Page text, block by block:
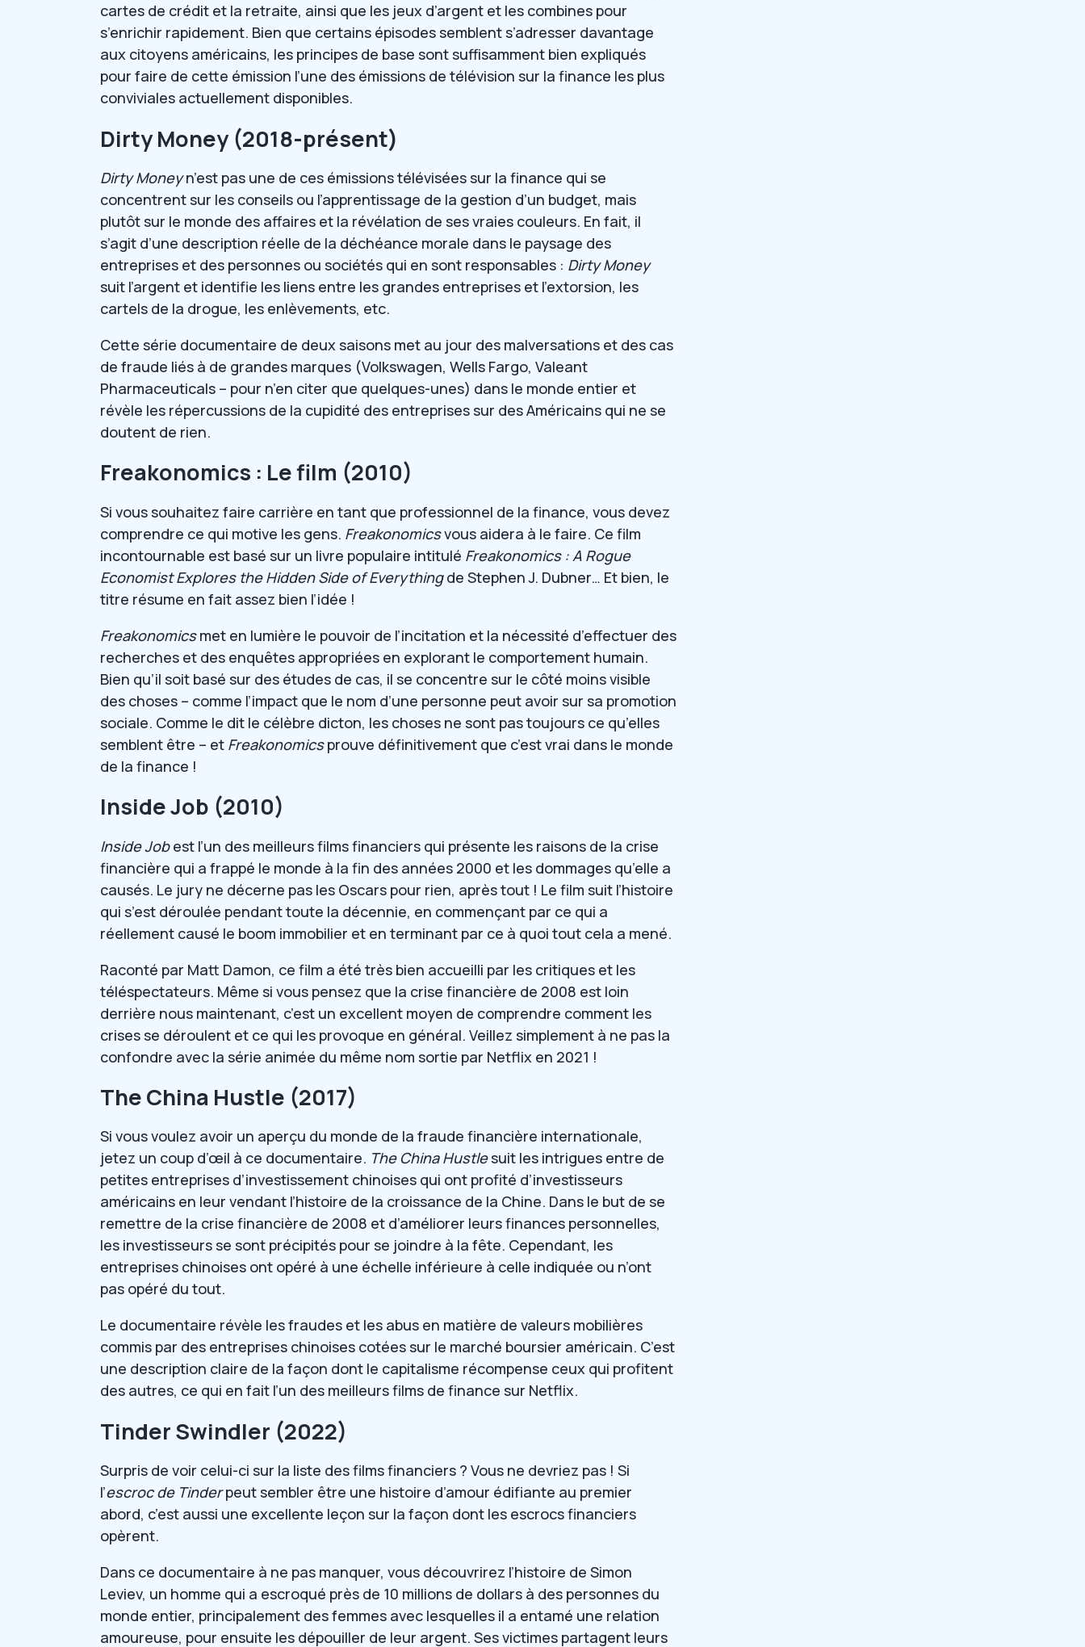
cartes de crédit et la retraite, ainsi que les jeux d’argent et les combines pour
s’enrichir rapidement. Bien que certains épisodes semblent s’adresser davantage
aux citoyens américains, les principes de base sont suffisamment bien expliqués
pour faire de cette émission l’une des émissions de télévision sur la finance les plus
conviviales actuellement disponibles.
Dirty Money (2018-présent)
Dirty Moneyn’est pas une de ces émissions télévisées sur la finance qui se
concentrent sur les conseils ou l’apprentissage de la gestion d’un budget, mais
plutôt sur le monde des affaires et la révélation de ses vraies couleurs. En fait, il
s’agit d’une description réelle de la déchéance morale dans le paysage des
entreprises et des personnes ou sociétés qui en sont responsables : Dirty Money
suit l’argent et identifie les liens entre les grandes entreprises et l’extorsion, les
cartels de la drogue, les enlèvements, etc.
Cette série documentaire de deux saisons met au jour des malversations et des cas
de fraude liés à de grandes marques (Volkswagen, Wells Fargo, Valeant
Pharmaceuticals – pour n’en citer que quelques-unes) dans le monde entier et
révèle les répercussions de la cupidité des entreprises sur des Américains qui ne se
doutent de rien.
Freakonomics : Le film (2010)
Si vous souhaitez faire carrière en tant que professionnel de la finance, vous devez
comprendre ce qui motive les gens. Freakonomicsvous aidera à le faire. Ce film
incontournable est basé sur un livre populaire intitulé Freakonomics : A Rogue
Economist Explores the Hidden Side of Everythingde Stephen J. Dubner… Et bien, le
titre résume en fait assez bien l’idée !
Freakonomicsmet en lumière le pouvoir de l’incitation et la nécessité d’effectuer des
recherches et des enquêtes appropriées en explorant le comportement humain.
Bien qu’il soit basé sur des études de cas, il se concentre sur le côté moins visible
des choses – comme l’impact que le nom d’une personne peut avoir sur sa promotion
sociale. Comme le dit le célèbre dicton, les choses ne sont pas toujours ce qu’elles
semblent être – et Freakonomicsprouve définitivement que c’est vrai dans le monde
de la finance !
Inside Job (2010)
Inside Jobest l’un des meilleurs films financiers qui présente les raisons de la crise
financière qui a frappé le monde à la fin des années 2000 et les dommages qu’elle a
causés. Le jury ne décerne pas les Oscars pour rien, après tout ! Le film suit l’histoire
qui s’est déroulée pendant toute la décennie, en commençant par ce qui a
réellement causé le boom immobilier et en terminant par ce à quoi tout cela a mené.
Raconté par Matt Damon, ce film a été très bien accueilli par les critiques et les
téléspectateurs. Même si vous pensez que la crise financière de 2008 est loin
derrière nous maintenant, c’est un excellent moyen de comprendre comment les
crises se déroulent et ce qui les provoque en général. Veillez simplement à ne pas la
confondre avec la série animée du même nom sortie par Netflix en 2021 !
The China Hustle (2017)
Si vous voulez avoir un aperçu du monde de la fraude financière internationale,
jetez un coup d’œil à ce documentaire. The China Hustlesuit les intrigues entre de
petites entreprises d’investissement chinoises qui ont profité d’investisseurs
américains en leur vendant l’histoire de la croissance de la Chine. Dans le but de se
remettre de la crise financière de 2008 et d’améliorer leurs finances personnelles,
les investisseurs se sont précipités pour se joindre à la fête. Cependant, les
entreprises chinoises ont opéré à une échelle inférieure à celle indiquée ou n’ont
pas opéré du tout.
Le documentaire révèle les fraudes et les abus en matière de valeurs mobilières
commis par des entreprises chinoises cotées sur le marché boursier américain. C’est
une description claire de la façon dont le capitalisme récompense ceux qui profitent
des autres, ce qui en fait l’un des meilleurs films de finance sur Netflix.
Tinder Swindler (2022)
Surpris de voir celui-ci sur la liste des films financiers ? Vous ne devriez pas ! Si
l’escroc de Tinderpeut sembler être une histoire d’amour édifiante au premier
abord, c’est aussi une excellente leçon sur la façon dont les escrocs financiers
opèrent.
Dans ce documentaire à ne pas manquer, vous découvrirez l’histoire de Simon
Leviev, un homme qui a escroqué près de 10 millions de dollars à des personnes du
monde entier, principalement des femmes avec lesquelles il a entamé une relation
amoureuse, pour ensuite les dépouiller de leur argent. Ses victimes partagent leurs